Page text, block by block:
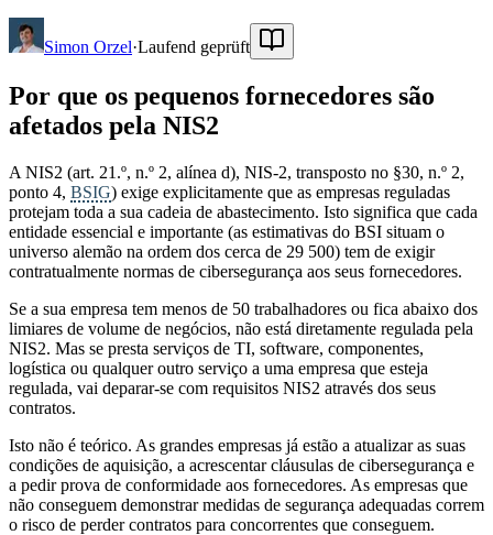
Simon Orzel·Laufend geprüft
Por que os pequenos fornecedores são
afetados pela NIS2
A NIS2 (art. 21.º, n.º 2, alínea d), NIS-2, transposto no §30, n.º 2,
ponto 4, BSIG) exige explicitamente que as empresas reguladas
protejam toda a sua cadeia de abastecimento. Isto significa que cada
entidade essencial e importante (as estimativas do BSI situam o
universo alemão na ordem dos cerca de 29 500) tem de exigir
contratualmente normas de cibersegurança aos seus fornecedores.
Se a sua empresa tem menos de 50 trabalhadores ou fica abaixo dos
limiares de volume de negócios, não está diretamente regulada pela
NIS2. Mas se presta serviços de TI, software, componentes,
logística ou qualquer outro serviço a uma empresa que esteja
regulada, vai deparar-se com requisitos NIS2 através dos seus
contratos.
Isto não é teórico. As grandes empresas já estão a atualizar as suas
condições de aquisição, a acrescentar cláusulas de cibersegurança e
a pedir prova de conformidade aos fornecedores. As empresas que
não conseguem demonstrar medidas de segurança adequadas correm
o risco de perder contratos para concorrentes que conseguem.